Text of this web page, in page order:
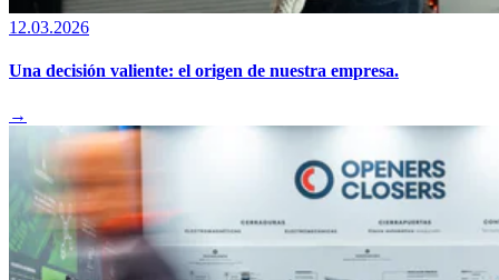
12.03.2026
Una decisión valiente: el origen de nuestra empresa.
→